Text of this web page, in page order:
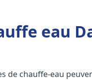
eau
de chauffe-eau